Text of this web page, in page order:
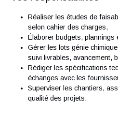
Vos responsabilités
Réaliser les études de
selon cahier des
Élaborer budgets,
Gérer les lots génie